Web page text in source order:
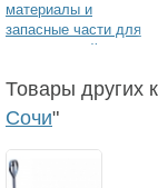
материалы и
запасные части для
строительной
и Putzmeister для
пневмонагнетателей
Estrich Boy
260/450/550
Товары других
Сочи"